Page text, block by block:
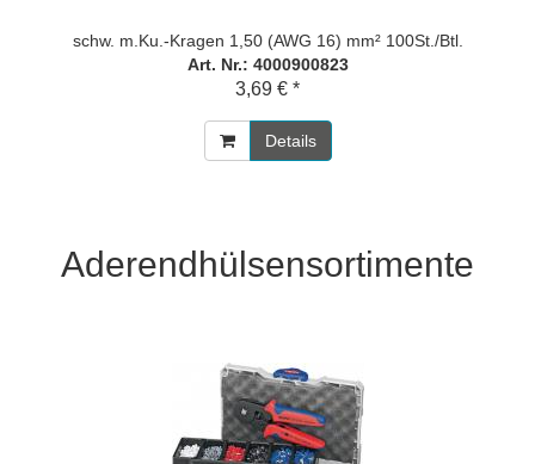
schw. m.Ku.-Kragen 1,50 (AWG 16) mm² 100St./Btl.
Art. Nr.: 4000900823
3,69 € *
Details
Aderendhülsensortimente